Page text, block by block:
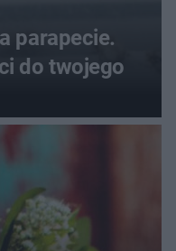
parapecie.
do twojego